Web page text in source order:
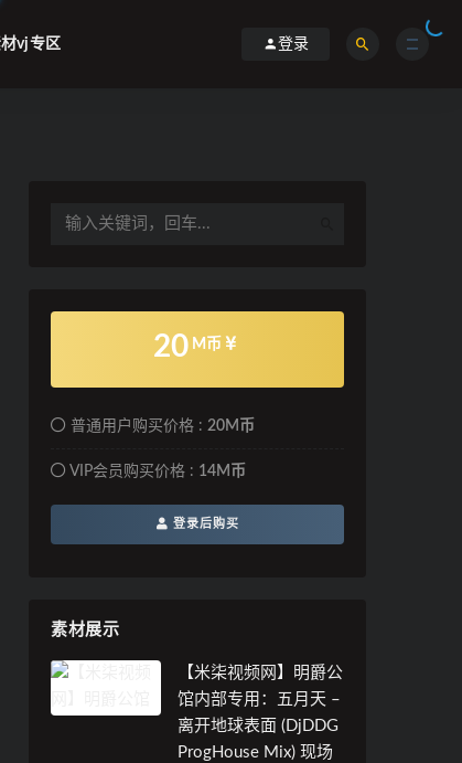
vj专区 登录
20 M币
普通用户购买价格 : 20M币
VIP会员购买价格 : 14M币
登录后购买
素材展示
【米柒视频网】明爵公
馆内部专用：五月天 –
离开地球表面 (DjDDG
ProgHouse Mix) 现场